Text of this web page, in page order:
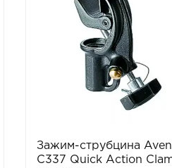
Зажим-струбцина
C337 Quick Action